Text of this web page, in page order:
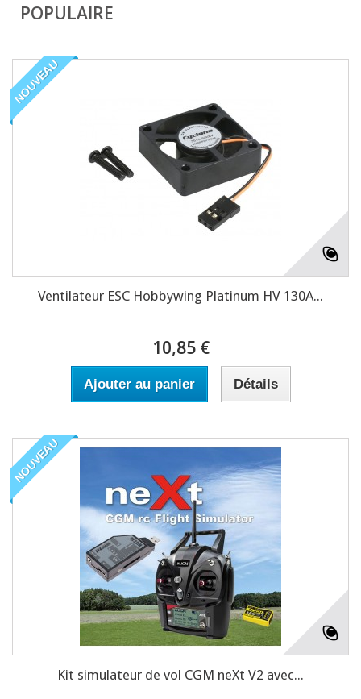
POPULAIRE
NOUVEAU
Ventilateur ESC Hobbywing Platinum HV 130A...
10,85 €
Ajouter au panier Détails
NOUVEAU
Kit simulateur de vol CGM neXt V2 avec...